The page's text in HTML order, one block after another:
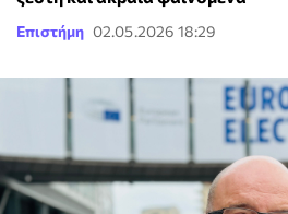
Επιστήμη 02.05.2026 18:29